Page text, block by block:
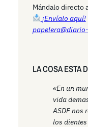
h
Mándalo directo
¡Envíalo aquí!
LA COSA ESTA
«En un
vida
ASDF nos
los